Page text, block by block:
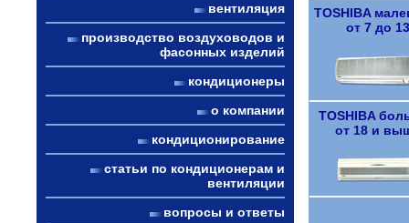
вентиляция
производство воздуховодов и
фасонных изделий
кондиционеры
о компании
кондиционирование
статьи по кондиционерам и
вентиляции
вопросы и ответы
TOSHIBA
от 7 до 13
TOSHIBA
от 18 и